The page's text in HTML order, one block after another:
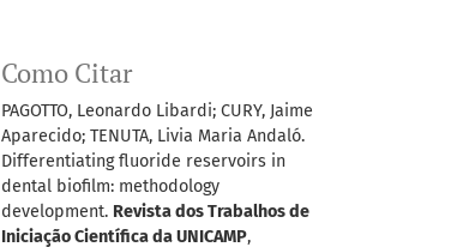
Como Citar
PAGOTTO, Leonardo Libardi; CURY, Jaime
Aparecido; TENUTA, Livia Maria Andaló.
Differentiating fluoride reservoirs in
dental biofilm: methodology
development. Revista dos Trabalhos de
Iniciação Científica da UNICAMP,